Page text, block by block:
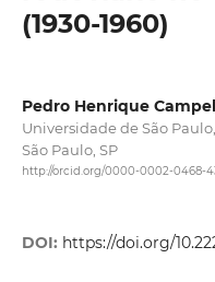
(1930-1960)
Pedro Henrique
Universidade de São
São Paulo, SP
http://orcid.org/0000-0002-0468-
DOI: https://doi.org/